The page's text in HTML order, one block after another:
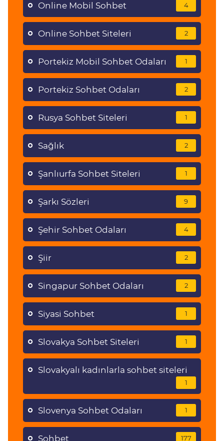
Online Mobil Sohbet 4
Online Sohbet Siteleri 2
Portekiz Mobil Sohbet Odaları 1
Portekiz Sohbet Odaları 2
Rusya Sohbet Siteleri 1
Sağlık 2
Şanlıurfa Sohbet Siteleri 1
Şarkı Sözleri 9
Şehir Sohbet Odaları 4
Şiir 2
Singapur Sohbet Odaları 2
Siyasi Sohbet 1
Slovakya Sohbet Siteleri 1
Slovakyalı kadınlarla sohbet siteleri
1
Slovenya Sohbet Odaları 1
Sohbet 177